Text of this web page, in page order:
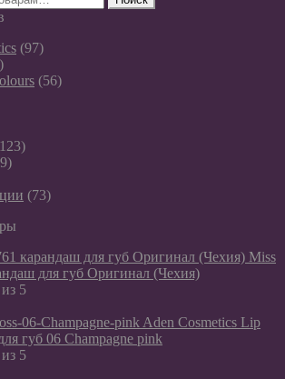
(97)
(56)
(73)
Miss
для губ Оригинал (Чехия)
из 5
Aden Cosmetics Lip
губ 06 Champagne pink
из 5